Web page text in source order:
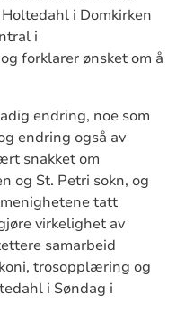
i Domkirken
i
forklarer ønsket om å
endring, noe som
endring også av
snakket om
og St. Petri sokn, og
tatt
virkelighet av
samarbeid
trosopplæring og
i Søndag i